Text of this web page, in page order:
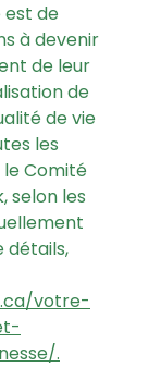
est de
à devenir
de leur
de
de vie
les
Comité
selon les
détails,
votre-
.